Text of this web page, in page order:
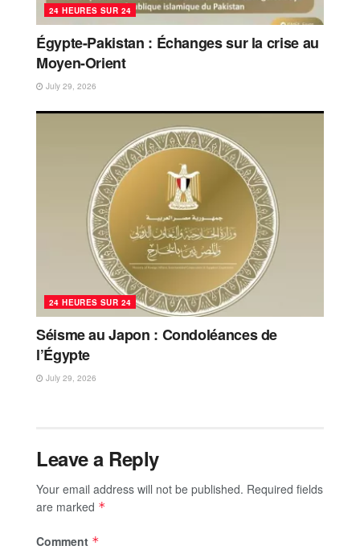
24 HEURES SUR 24
Égypte-Pakistan : Échanges sur la crise au
Moyen-Orient
July 29, 2026
24 HEURES SUR 24
Séisme au Japon : Condoléances de
l’Égypte
July 29, 2026
Leave a Reply
Your email address will not be published. Required fields
are marked *
Comment *